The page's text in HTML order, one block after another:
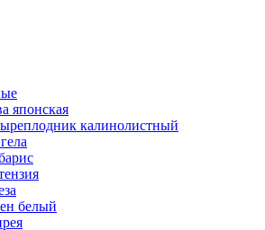
японская
калинолистный
белый